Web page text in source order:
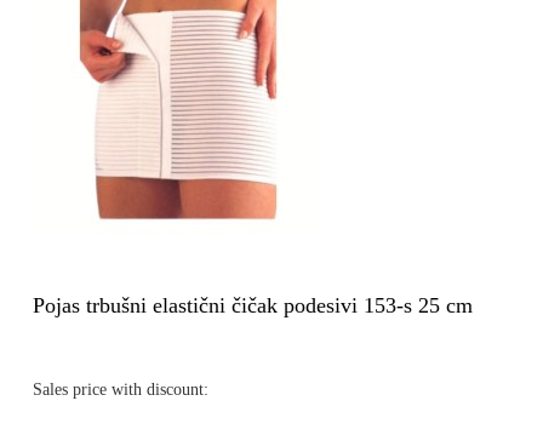
Pojas trbušni elastični čičak podesivi 153-s 25 cm
Sales price with discount: